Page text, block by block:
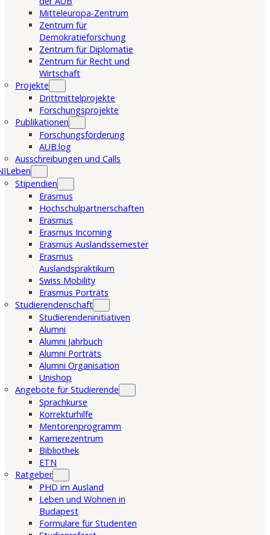
Mitteleuropa-Zentrum
Zentrum für
Demokratieforschung
Zentrum für Diplomatie
Zentrum für Recht und
Wirtschaft
Projekte
Drittmittelprojekte
Forschungsprojekte
Publikationen
Forschungsförderung
AUB.log
Ausschreibungen und Calls
Stipendien
Erasmus
Hochschulpartnerschaften
Erasmus
Erasmus Incoming
Erasmus Auslandssemester
Erasmus
Auslandspraktikum
Swiss Mobility
Erasmus Porträts
Studierendenschaft
Studierendeninitiativen
Alumni
Alumni Jahrbuch
Alumni Porträts
Alumni Organisation
Unishop
Angebote für Studierende
Sprachkurse
Korrekturhilfe
Mentorenprogramm
Karrierezentrum
Bibliothek
ETN
Ratgeber
PHD im Ausland
Leben und Wohnen in
Budapest
Formulare für Studenten